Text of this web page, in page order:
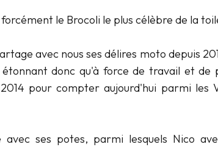
le Brocoli le plus célèbre de la
avec nous ses délires moto depuis
donc qu'à force de travail et de
pour compter aujourd'hui parmi les
ses potes, parmi lesquels Nico